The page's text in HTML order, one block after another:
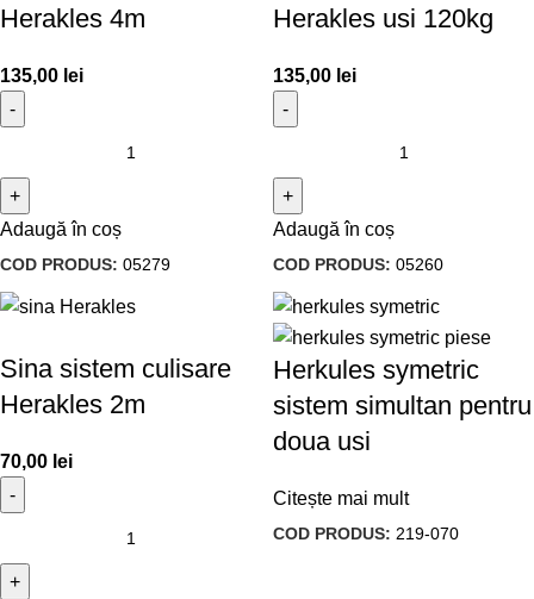
Herakles 4m
135,00 lei
Adaugă în coș
COD PRODUS: 05279
Herakles usi 120kg
135,00 lei
Adaugă în coș
COD PRODUS: 05260
Sina sistem culisare
Herakles 2m
70,00 lei
Herkules symetric
sistem simultan pentru
doua usi
Citește mai mult
COD PRODUS: 219-070